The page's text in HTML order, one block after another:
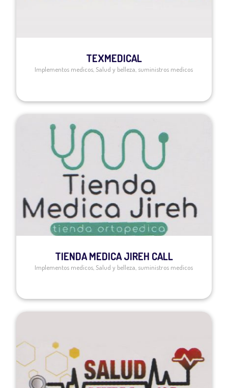
TEXMEDICAL
Implementos medicos,Salud y belleza, suministros medicos
TIENDA MEDICA JIREH CALL
Implementos medicos ,Salud y belleza suministros medicos